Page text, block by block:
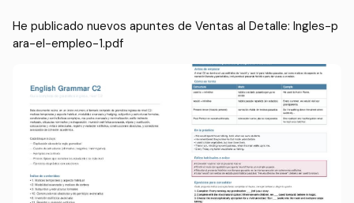
He publicado nuevos apuntes de Ventas al Detalle: Ingles-p
ara-el-empleo-1.pdf